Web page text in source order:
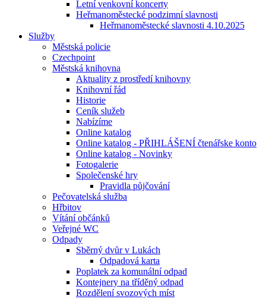
Letní venkovní koncerty
Heřmanoměstecké podzimní slavnosti
Heřmanoměstecké slavnosti 4.10.2025
Služby
Městská policie
Czechpoint
Městská knihovna
Aktuality z prostředí knihovny
Knihovní řád
Historie
Ceník služeb
Nabízíme
Online katalog
Online katalog - PŘIHLÁŠENÍ čtenářske konto
Online katalog - Novinky
Fotogalerie
Společenské hry
Pravidla půjčování
Pečovatelská služba
Hřbitov
Vítání občánků
Veřejné WC
Odpady
Sběrný dvůr v Lukách
Odpadová karta
Poplatek za komunální odpad
Kontejnery na tříděný odpad
Rozdělení svozových míst